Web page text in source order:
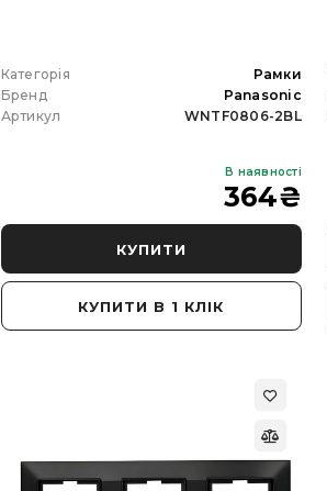
Категорія
Рамки
Бренд
Panasonic
Артикул
WNTF0806-2BL
В наявності
364₴
КУПИТИ
КУПИТИ В 1 КЛІК